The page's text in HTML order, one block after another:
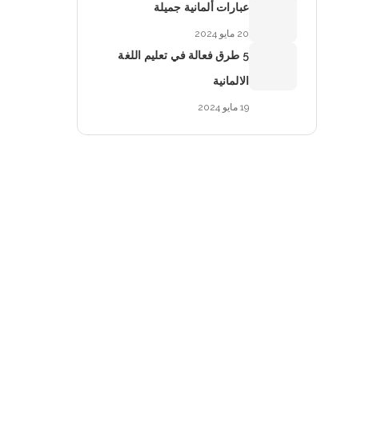
عبارات ألمانية جميلة
20 مايو 2024
5 طرق فعالة في تعليم اللغة
الالمانية
19 مايو 2024